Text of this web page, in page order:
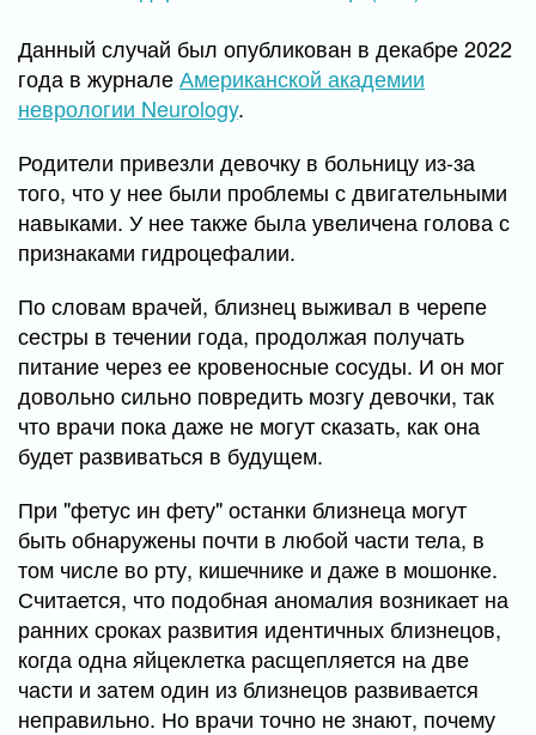
Данный случай был опубликован в декабре 2022
года в журналеАмериканской академии
неврологии Neurology.
Родители привезли девочку в больницу из-за
того, что у нее были проблемы с двигательными
навыками. У нее также была увеличена голова с
признаками гидроцефалии.
По словам врачей, близнец выживал в черепе
сестры в течении года, продолжая получать
питание через ее кровеносные сосуды. И он мог
довольно сильно повредить мозгу девочки, так
что врачи пока даже не могут сказать, как она
будет развиваться в будущем.
При "фетус ин фету" останки близнеца могут
быть обнаружены почти в любой части тела, в
том числе во рту, кишечнике и даже в мошонке.
Считается, что подобная аномалия возникает на
ранних сроках развития идентичных близнецов,
когда одна яйцеклетка расщепляется на две
части и затем один из близнецов развивается
неправильно. Но врачи точно не знают, почему